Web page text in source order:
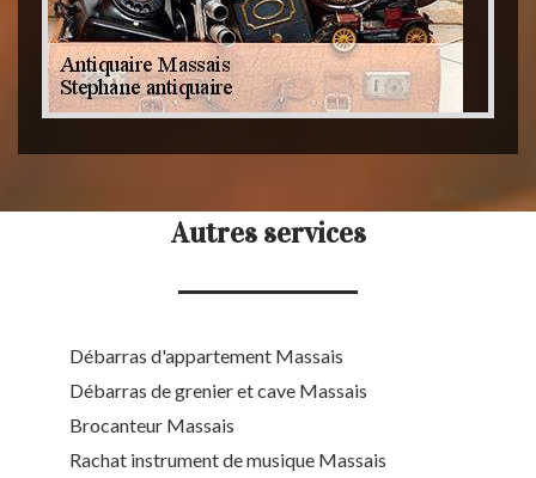
Autres services
Débarras d'appartement Massais
Débarras de grenier et cave Massais
Brocanteur Massais
Rachat instrument de musique Massais